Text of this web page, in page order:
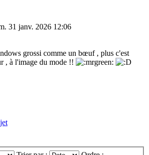
31 janv. 2026 12:06
grossi comme un bœuf , plus c'est
, à l'image du mode !!